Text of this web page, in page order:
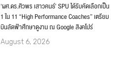
‘ผศ.ดร.ศิวพร เสาวคนธ์’ SPU ได้รับคัดเลือกเป็น
1 ใน 11 “High Performance Coaches” เตรียม
บินลัดฟ้าศึกษาดูงาน ณ Google สิงคโปร์
August 6, 2026